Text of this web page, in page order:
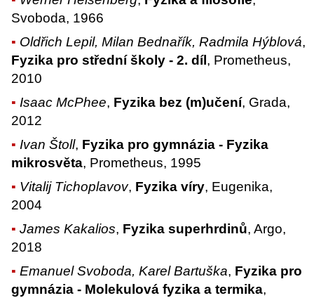
Svoboda, 1966
Oldřich Lepil, Milan Bednařík, Radmila Hýblová,
Fyzika pro střední školy - 2. díl , Prometheus,
2010
Isaac McPhee, Fyzika bez (m)učení, Grada,
2012
Ivan Štoll, Fyzika pro gymnázia - Fyzika
mikrosvěta, Prometheus, 1995
Vitalij Tichoplavov, Fyzika víry, Eugenika,
2004
James Kakalios, Fyzika superhrdinů, Argo,
2018
Emanuel Svoboda, Karel Bartuška, Fyzika pro
gymnázia - Molekulová fyzika a termika,